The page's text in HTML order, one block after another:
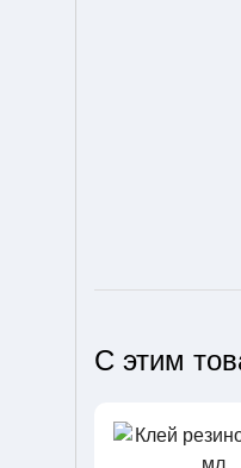
С этим